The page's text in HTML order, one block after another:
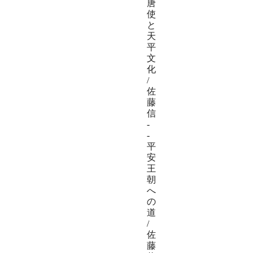
唐
使
と
天
平
文
化
/
佐
藤
信
-
-
平
安
王
朝
へ
の
道
/
佐
藤